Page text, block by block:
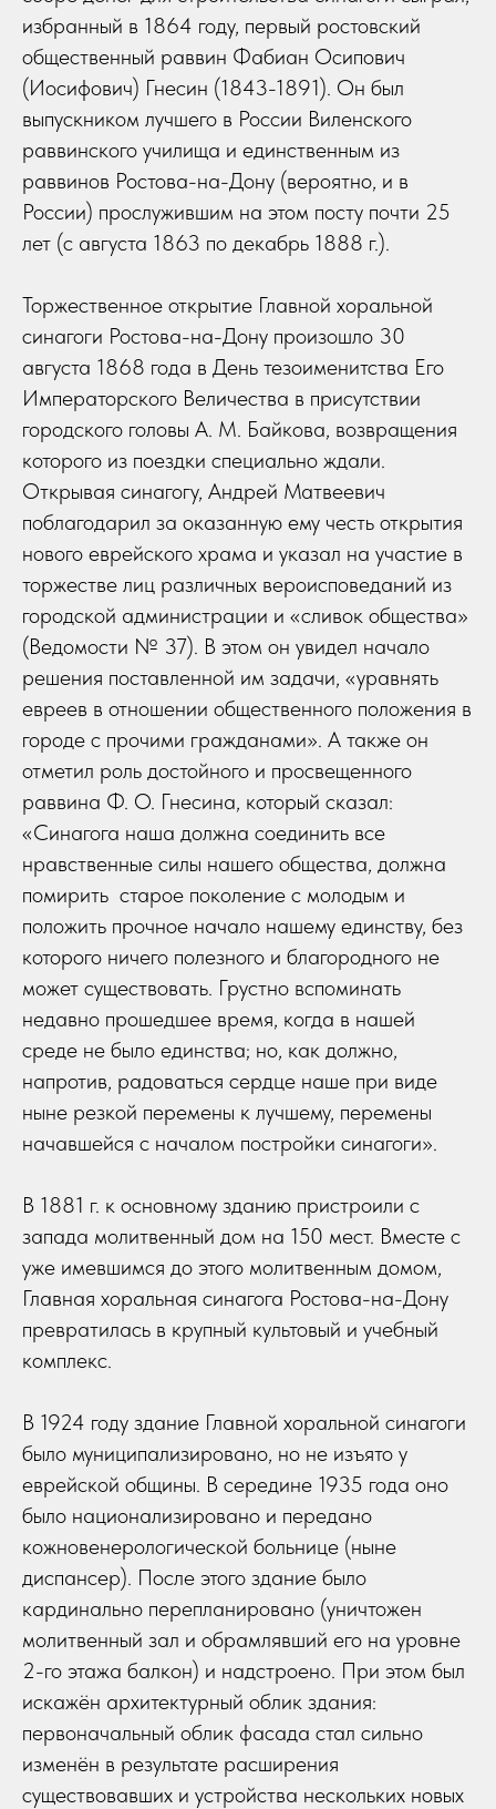
избранный в 1864 году, первый ростовский
общественный раввин Фабиан Осипович
(Иосифович) Гнесин (1843-1891). Он был
выпускником лучшего в России Виленского
раввинского училища и единственным из
раввинов Ростова-на-Дону (вероятно, и в
России) прослужившим на этом посту почти 25
лет (с августа 1863 по декабрь 1888 г.).
Торжественное открытие Главной хоральной
синагоги Ростова-на-Дону произошло 30
августа 1868 года в День тезоименитства Его
Императорского Величества в присутствии
городского головы А. М. Байкова, возвращения
которого из поездки специально ждали.
Открывая синагогу, Андрей Матвеевич
поблагодарил за оказанную ему честь открытия
нового еврейского храма и указал на участие в
торжестве лиц различных вероисповеданий из
городской администрации и «сливок общества»
(Ведомости № 37). В этом он увидел начало
решения поставленной им задачи, «уравнять
евреев в отношении общественного положения в
городе с прочими гражданами». А также он
отметил роль достойного и просвещенного
раввина Ф. О. Гнесина, который сказал:
«Синагога наша должна соединить все
нравственные силы нашего общества, должна
помирить старое поколение с молодым и
положить прочное начало нашему единству, без
которого ничего полезного и благородного не
может существовать. Грустно вспоминать
недавно прошедшее время, когда в нашей
среде не было единства; но, как должно,
напротив, радоваться сердце наше при виде
ныне резкой перемены к лучшему, перемены
начавшейся с началом постройки синагоги».
В 1881 г. к основному зданию пристроили с
запада молитвенный дом на 150 мест. Вместе с
уже имевшимся до этого молитвенным домом,
Главная хоральная сина­гога Ростова-на-Дону
превратилась в крупный культовый и учебный
комплекс.
В 1924 году здание Главной хоральной синагоги
было муниципализировано, но не изъято у
еврейской общины. В середине 1935 года оно
было национализировано и передано
кожновенерологической больнице (ныне
диспансер). После этого здание было
кардинально перепланировано (уничтожен
молитвенный зал и обрамлявший его на уровне
2-го этажа балкон) и надстроено. При этом был
искажён архитектурный облик здания:
первоначальный облик фасада стал сильно
изменён в результате расширения
существовавших и устройства нескольких новых